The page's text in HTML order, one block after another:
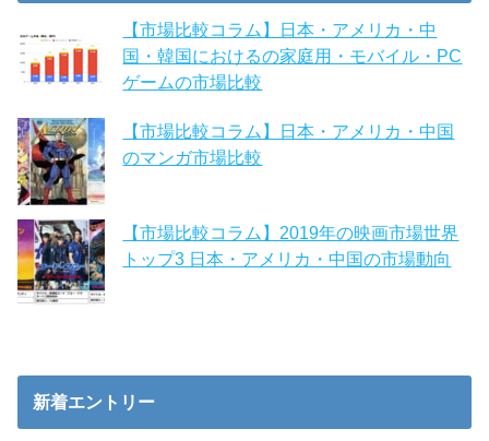
【市場比較コラム】日本・アメリカ・中
国・韓国におけるの家庭用・モバイル・PC
ゲームの市場比較
【市場比較コラム】日本・アメリカ・中国
のマンガ市場比較
【市場比較コラム】2019年の映画市場世界
トップ3 日本・アメリカ・中国の市場動向
新着エントリー